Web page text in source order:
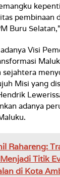
pembinaan
Buru
Visi
sejahtera
Misi yang
adanya
Rahareng:
Titik
di Kota